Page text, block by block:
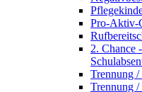
Pro-Aktiv-
2. Chance -
Trennung /
Trennung